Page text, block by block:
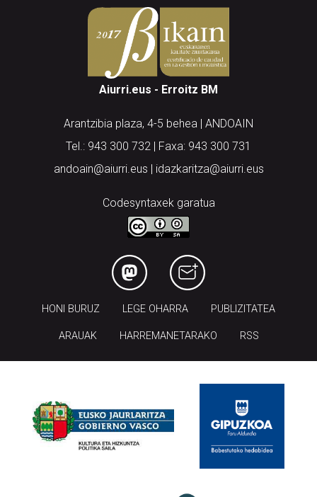
Aiurri.eus - Erroitz BM
Arantzibia plaza, 4-5 behea | ANDOAIN
Tel.: 943 300 732 | Faxa: 943 300 731
andoain@aiurri.eus | idazkaritza@aiurri.eus
Codesyntaxek garatua
HONI BURUZ LEGE OHARRA PUBLIZITATEA
ARAUAK HARREMANETARAKO RSS